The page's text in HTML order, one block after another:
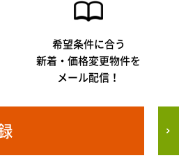
希望条件に合う
新着・価格変更物件を
メール配信！